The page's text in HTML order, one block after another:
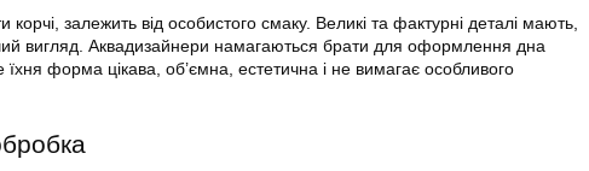
корчі, залежить від особистого смаку. Великі та фактурні деталі мають,
вигляд. Аквадизайнери намагаються брати для оформлення дна
їхня форма цікава, об’ємна, естетична і не вимагає особливого